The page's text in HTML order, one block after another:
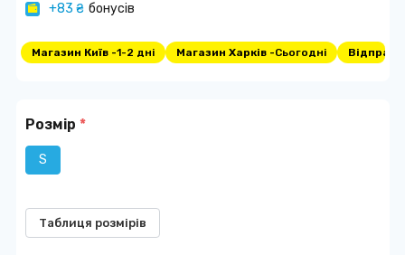
+83 ₴ бонусів
Магазин Київ -1-2 дні Магазин Харків -Сьогодні
Розмір *
S
Таблиця розмірів